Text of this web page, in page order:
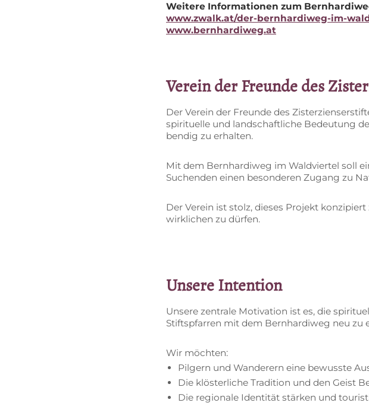
Wei­te­re In­for­ma­tio­nen zum
www.zwalk.at/der-bernhardiweg-im-
www.bernhardiweg.at
Ver­ein der Freun­de des
Der Ver­ein der Freun­de des
spi­ri­tu­el­le und land­schaft­li­che Be­deu­tung
ben­dig zu erhalten.
Mit dem Bern­har­di­weg im Wald­vier­tel soll
Su­chen­den ei­nen be­son­de­ren Zu­gang zu
Der Ver­ein ist stolz, die­ses Pro­jekt
wirk­li­chen zu dürfen.
Un­se­re Intention
Un­se­re zen­tra­le Mo­ti­va­ti­on ist es, die
Stift­s­pfar­ren mit dem Bern­har­di­weg neu zu
Wir möch­ten:
Pil­gern und Wan­de­rern eine be­wuss­te
Die klös­ter­li­che Tra­di­ti­on und den Geist
Die re­gio­na­le Iden­ti­tät stär­ken und